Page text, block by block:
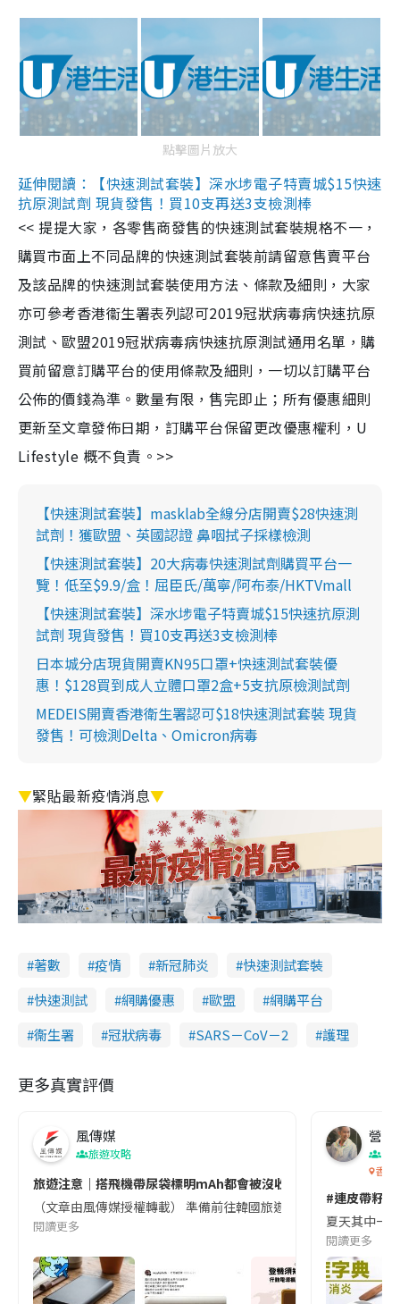
點擊圖片放大
延伸閱讀：【快速測試套裝】深水埗電子特賣城$15快速
抗原測試劑 現貨發售！買10支再送3支檢測棒
<< 提提大家，各零售商發售的快速測試套裝規格不一，
購買市面上不同品牌的快速測試套裝前請留意售賣平台
及該品牌的快速測試套裝使用方法、條款及細則，大家
亦可參考香港衞生署表列認可2019冠狀病毒病快速抗原
測試、歐盟2019冠狀病毒病快速抗原測試通用名單，購
買前留意訂購平台的使用條款及細則，一切以訂購平台
公佈的價錢為準。數量有限，售完即止；所有優惠細則
更新至文章發佈日期，訂購平台保留更改優惠權利，U
Lifestyle 概不負責。>>
【快速測試套裝】masklab全線分店開賣$28快速測
試劑！獲歐盟、英國認證 鼻咽拭子採樣檢測
【快速測試套裝】20大病毒快速測試劑購買平台一
覽！低至$9.9/盒！屈臣氏/萬寧/阿布泰/HKTVmall
【快速測試套裝】深水埗電子特賣城$15快速抗原測
試劑 現貨發售！買10支再送3支檢測棒
日本城分店現貨開賣KN95口罩+快速測試套裝優
惠！$128買到成人立體口罩2盒+5支抗原檢測試劑
MEDEIS開賣香港衛生署認可$18快速測試套裝 現貨
發售！可檢測Delta、Omicron病毒
▼緊貼最新疫情消息▼
著數 疫情 新冠肺炎
快速測試套裝
快速測試
網購優惠 歐盟
網購平台
衞生署
冠狀病毒 SARS－CoV－2 護理
更多真實評價
風傳媒
旅遊攻略
旅遊注意｜搭飛機帶尿袋標明mAh都會被沒收😱出發前切記檢查
（文章由風傳媒授權轉載） 準備前往韓國旅遊的民眾，近期要
閱讀更多
營養
香港
#連皮帶籽
夏天其中一
閱讀更多